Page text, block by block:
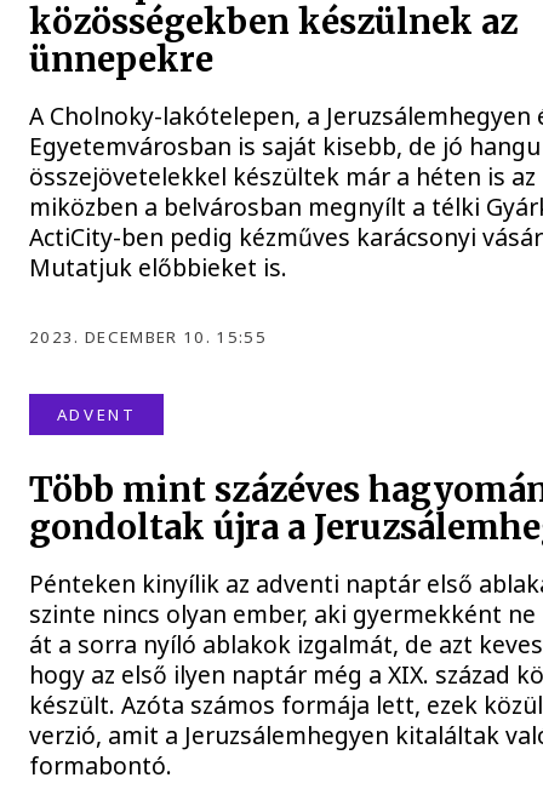
közösségekben készülnek az
ünnepekre
A Cholnoky-lakótelepen, a Jeruzsálemhegyen
Egyetemvárosban is saját kisebb, de jó
összejövetelekkel készültek már a héten is
miközben a belvárosban megnyílt a télki
ActiCity-ben pedig kézműves karácsonyi
Mutatjuk előbbieket is.
2023. DECEMBER 10. 15:55
ADVENT
Több mint százéves
gondoltak újra a
Pénteken kinyílik az adventi naptár első
szinte nincs olyan ember, aki gyermekként
át a sorra nyíló ablakok izgalmát, de azt
hogy az első ilyen naptár még a XIX. század
készült. Azóta számos formája lett, ezek
verzió, amit a Jeruzsálemhegyen kitaláltak
formabontó.